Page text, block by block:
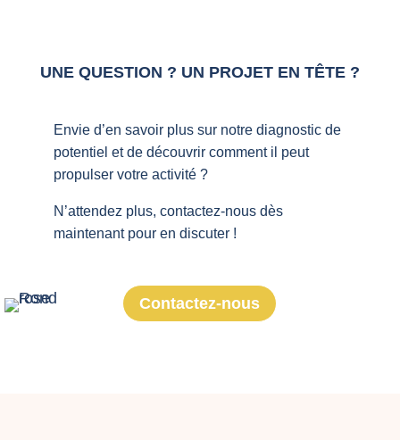
UNE QUESTION ? UN PROJET EN TÊTE ?
Envie d’en savoir plus sur notre diagnostic de
potentiel et de découvrir comment il peut
propulser votre activité ?
N’attendez plus, contactez-nous dès
maintenant pour en discuter !
Contactez-nous